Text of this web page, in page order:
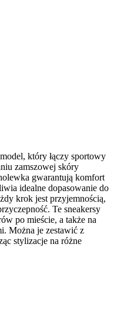
który łączy sportowy
zamszowej skóry
gwarantują komfort
idealne dopasowanie do
krok jest przyjemnością,
Te sneakersy
po mieście, a także na
Można je zestawić z
stylizacje na różne